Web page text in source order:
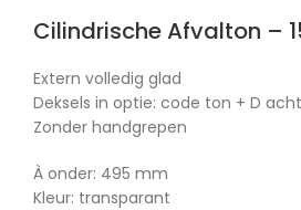
Cilindrische Afvalton –
Extern volledig glad
Deksels in optie: code ton + D
Zonder handgrepen
À onder: 495 mm
Kleur: transparant